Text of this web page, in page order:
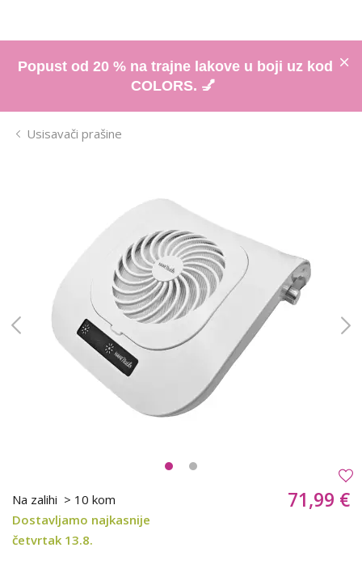
Popust od 20 % na trajne lakove u boji uz kod
COLORS. 💅
Usisavači prašine
Na zalihi > 10 kom
Dostavljamo najkasnije
četvrtak 13.8.
71,99 €